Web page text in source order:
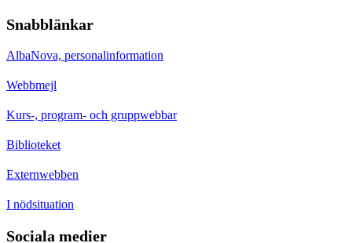
Snabblänkar
AlbaNova, personalinformation
Webbmejl
Kurs-, program- och gruppwebbar
Biblioteket
Externwebben
I nödsituation
Sociala medier